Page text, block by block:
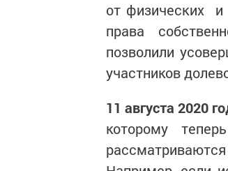
от физических и
права
позволили
участников
11 августа 2020
которому